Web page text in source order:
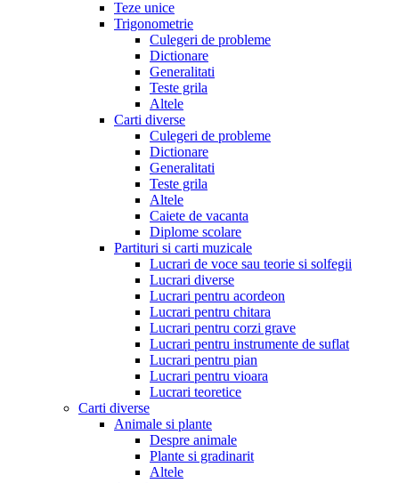
Teze unice
Trigonometrie
Culegeri de probleme
Dictionare
Generalitati
Teste grila
Altele
Carti diverse
Culegeri de probleme
Dictionare
Generalitati
Teste grila
Altele
Caiete de vacanta
Diplome scolare
Partituri si carti muzicale
Lucrari de voce sau teorie si solfegii
Lucrari diverse
Lucrari pentru acordeon
Lucrari pentru chitara
Lucrari pentru corzi grave
Lucrari pentru instrumente de suflat
Lucrari pentru pian
Lucrari pentru vioara
Lucrari teoretice
Carti diverse
Animale si plante
Despre animale
Plante si gradinarit
Altele